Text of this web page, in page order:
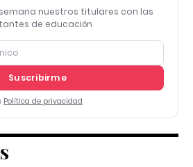
nuestros titulares con las
de educación
Suscribirme
Política de privacidad